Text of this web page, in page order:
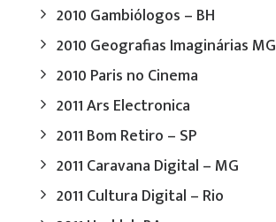
2010 Gambiólogos – BH
2010 Geografias Imaginárias MG
2010 Paris no Cinema
2011 Ars Electronica
2011 Bom Retiro – SP
2011 Caravana Digital – MG
2011 Cultura Digital – Rio